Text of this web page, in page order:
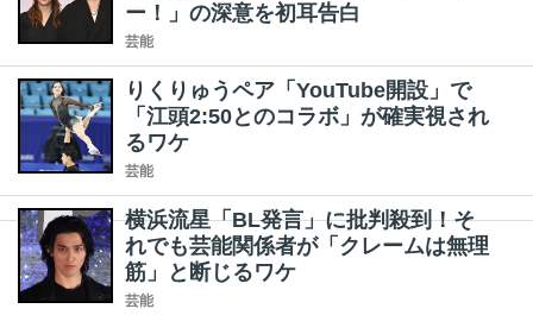
ー！」の深意を初耳告白
芸能
りくりゅうペア「YouTube開設」で
「江頭2:50とのコラボ」が確実視され
るワケ
芸能
横浜流星「BL発言」に批判殺到！そ
れでも芸能関係者が「クレームは無理
筋」と断じるワケ
芸能